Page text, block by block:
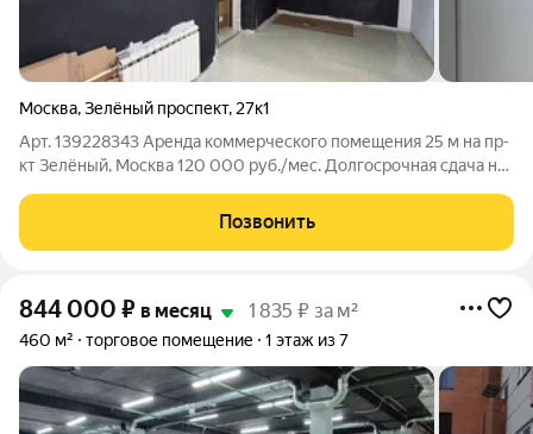
Москва,Зелёный проспект, 27к1
Арт. 139228343 Аренда коммерческого помещения 25 м на пр-
кт Зелёный, Москва 120 000 руб./мес. Долгосрочная сдача на
000 руб. Помещение на 1-м этаже жилого дома с отдельным
входом с улицы,
Позвонить
844 000 ₽ в месяц 1 835 ₽ за м²
460 м² торговое помещение 1 этаж из 7